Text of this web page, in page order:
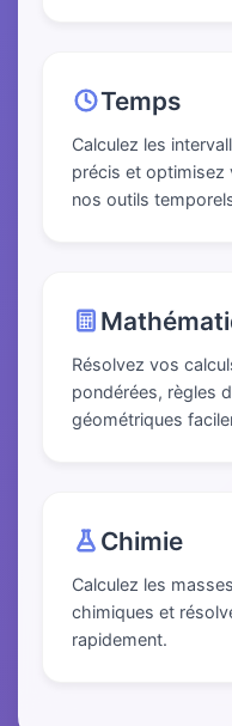
Temps
Calculez les
précis et optimisez
nos outils
Résolvez vos
pondérées, règles
géométriques
Chimie
Calculez les
chimiques et
rapidement.